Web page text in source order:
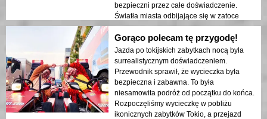
bezpieczni przez całe doświadczenie.
Światła miasta odbijające się w zatoce
stworzyły senna atmosferę, która
pozostawiła trwałe wrażenie. Ta wycieczka
jest idealna dla osób odwiedzających po
raz pierwszy, które chcą połączyć przygodę
z zwiedzaniem. Kontrast między
nowoczesnymi strukturami Tokio a
historycznymi obszarami był pięknie
ukazany w nocnych światłach. Gorąco
polecam tę wycieczkę każdemu!
Gorąco polecam tę przygodę!
Jazda po tokijskich zabytkach nocą była
surrealistycznym doświadczeniem.
Przewodnik sprawił, że wycieczka była
bezpieczna i zabawna. To była
niesamowita podróż od początku do końca.
Rozpoczęliśmy wycieczkę w pobliżu
ikonicznych zabytków Tokio, a przejazd